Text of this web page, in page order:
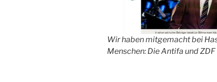
Wir haben mitgemacht bei
Menschen: Die Antifa und